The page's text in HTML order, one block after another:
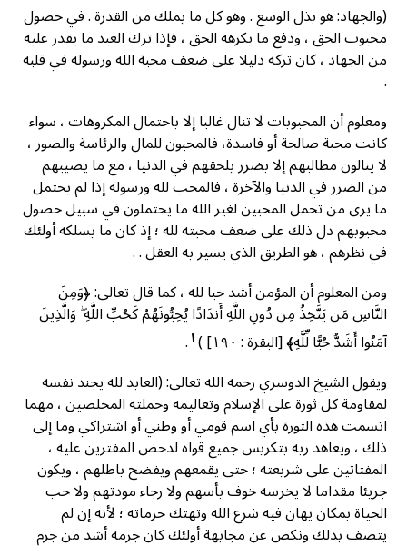
(والجهاد: هو بذل الوسع . وهو كل ما يملك من القدرة . في حصول
محبوب الحق ، ودفع ما يكرهه الحق ، فإذا ترك العبد ما يقدر عليه
من الجهاد ، كان ترکه دليلا على ضعف محبة الله ورسوله في قلبه
.
ومعلوم أن المحبوبات لا تنال غالبا إلا باحتمال المكروهات ، سواء
كانت محبة صالحة أو فاسدة، فالمحبون للمال والرئاسة والصور ،
لا ينالون مطالبهم إلا بضرر يلحقهم في الدنيا ، مع ما يصيبهم
من الضرر في الدنيا والآخرة ، فالمحب لله ورسوله إذا لم يحتمل
ما یری من تحمل المحبين لغير الله ما يحتملون في سبيل حصول
محبوبهم دل ذلك على ضعف محبته لله ؛ إذ كان ما يسلكه أولئك
في نظرهم ، هو الطريق الذي يسير به العقل . .
ومن المعلوم أن المؤمن أشد حبا لله ، كما قال تعالى: ﴿وَمِنَ
النَّاسِ مَن يَتَّخِذُ مِن دُونِ اللَّهِ أَندَادًا يُحِبُّونَهُمْ كَحُبِّ اللَّهِ ۖ وَالَّذِينَ
آمَنُوا أَشَدُّ حُبًّا لِّلَّهِ﴾ [البقرة : ۱۹۰] )
١.
ويقول الشيخ الدوسري رحمه الله تعالی: (العابد لله يجند نفسه
لمقاومة كل ثورة على الإسلام وتعاليمه وحملته المخلصين ، مهما
اتسمت هذه الثورة بأي اسم قومي أو وطني أو اشتراكي وما إلى
ذلك ، ويعاهد ربه بتكريس جميع قواه لدحض المفترين عليه ،
المفتاتين على شريعته ؛ حتى يقمعهم ويفضح باطلهم ، ويكون
جريئا مقداما لا يخرسه خوف بأسهم ولا رجاء مودتهم ولا حب
الحياة بمكان يهان فيه شرع الله وتهتك حرماته ؛ لأنه إن لم
يتصف بذلك ونكص عن مجابهة أولئك كان جرمه أشد من جرم